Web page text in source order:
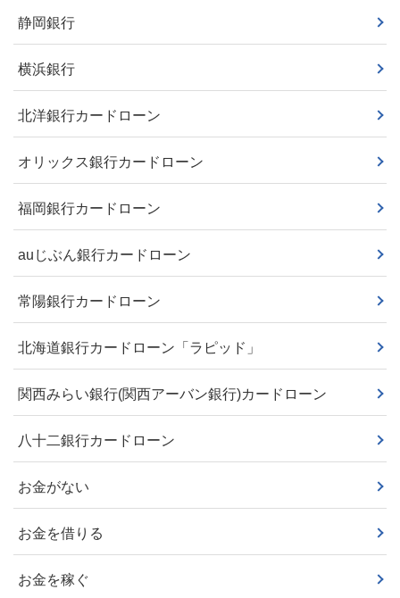
静岡銀行
横浜銀行
北洋銀行カードローン
オリックス銀行カードローン
福岡銀行カードローン
auじぶん銀行カードローン
常陽銀行カードローン
北海道銀行カードローン「ラピッド」
関西みらい銀行(関西アーバン銀行)カードローン
八十二銀行カードローン
お金がない
お金を借りる
お金を稼ぐ